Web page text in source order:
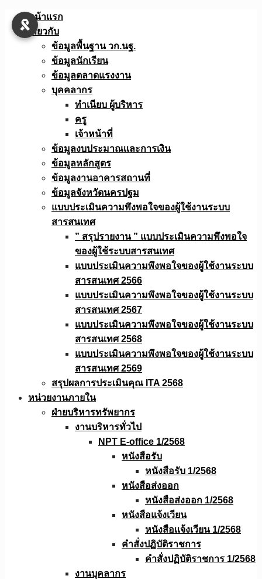
Skip
หน้าแรก
เกี่ยวกับ
ข้อมูลพื้นฐาน วก.นฐ.
ข้อมูลนักเรียน
ข้อมูลตลาดแรงงาน
บุคคลากร
ทำเนียบ ผู้บริหาร
ครู
เจ้าหน้าที่
ข้อมูลงบประมาณเเละการเงิน
ข้อมูลหลักสูตร
ข้อมูลงานอาคารสถานที่
ข้อมูลจังหวัดนครปฐม
แบบประเมินความพึงพอใจของผู้ใช้งานระบบ
สารสนเทศ
” สรุปรายงาน ” แบบประเมินความพึงพอใจ
ของผู้ใช้ระบบสารสนเทศ
แบบประเมินความพึงพอใจของผู้ใช้งานระบบ
สารสนเทศ 2566
แบบประเมินความพึงพอใจของผู้ใช้งานระบบ
สารสนเทศ 2567
แบบประเมินความพึงพอใจของผู้ใช้งานระบบ
สารสนเทศ 2568
แบบประเมินความพึงพอใจของผู้ใช้งานระบบ
สารสนเทศ 2569
สรุปผลการประเมินคุณ ITA 2568
หน่วยงานภายใน
ฝ่ายบริหารทรัพยากร
งานบริหารทั่วไป
NPT E-office 1/2568
หนังสือรับ
หนังสือรับ 1/2568
หนังสือส่งออก
หนังสือส่งออก 1/2568
หนังสือแจ้งเวียน
หนังสือเเจ้งเวียน 1/2568
คำสั่งปฏิบัติราชการ
คำสั่งปฏิบัติราชการ 1/2568
งานบุคลากร